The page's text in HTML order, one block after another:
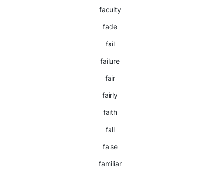
faculty
fade
fail
failure
fair
fairly
faith
fall
false
familiar